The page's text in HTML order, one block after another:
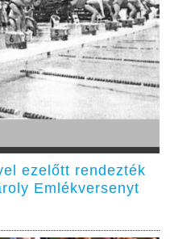
ezelőtt rendezték
Emlékversenyt